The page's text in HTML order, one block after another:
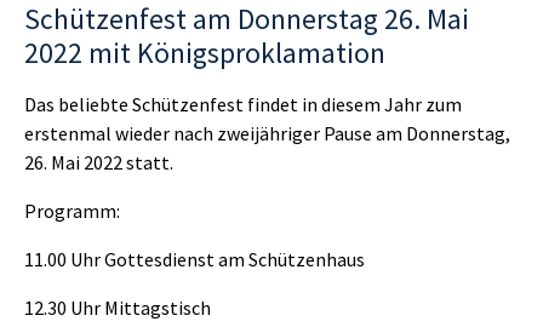
Schützenfest am Donnerstag 26. Mai
2022 mit Königsproklamation
Das beliebte Schützenfest findet in diesem Jahr zum
erstenmal wieder nach zweijähriger Pause am Donnerstag,
26. Mai 2022 statt.
Programm:
11.00 Uhr Gottesdienst am Schützenhaus
12.30 Uhr Mittagstisch